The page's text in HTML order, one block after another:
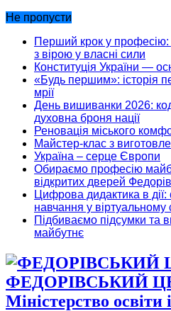
Не пропусти
Перший крок у професію:
з вірою у власні сили
Конституція України —
«Будь першим»: історія
мрії
День вишиванки 2026:
духовна броня нації
Реновація міського
Майстер-клас з
Україна – серце Європи
Обираємо професію
відкритих дверей
Цифрова дидактика в дії:
навчання у віртуальному
Підбиваємо підсумки та
майбутнє
ФЕДОРІВСЬКИЙ
Міністерство